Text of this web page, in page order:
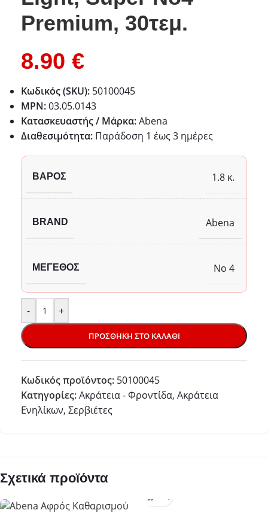
Premium, 30τεμ.
8.90 €
Κωδικός (SKU): 50100045
MPN:03.05.0143
Κατασκευαστής / Μάρκα:Abena
Διαθεσιμότητα: Παράδoση 1 έως 3 ημέρες
ΒΆΡΟΣ 1.8 κ.
BRAND Abena
ΜΈΓΕΘΟΣ No 4
- +
ΠΡΟΣΘΉΚΗ ΣΤΟ ΚΑΛΆΘΙ
Κωδικός προϊόντος: 50100045
Κατηγορίες:Ακράτεια - Φροντίδα, Ακράτεια
Ενηλίκων, Σερβιέτες
Σχετικά προϊόντα